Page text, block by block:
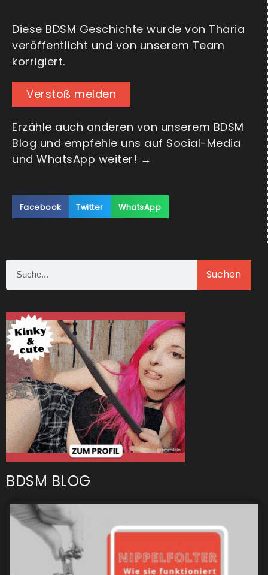
Diese BDSM Geschichte wurde von Tharia
veröffentlicht und von unserem Team
korrigiert.
Verstoß melden
Erzähle auch anderen von unserem BDSM
Blog und empfehle uns auf Social-Media
und WhatsApp weiter! →
Facebook Twitter WhatsApp
Suchen
BDSM BLOG